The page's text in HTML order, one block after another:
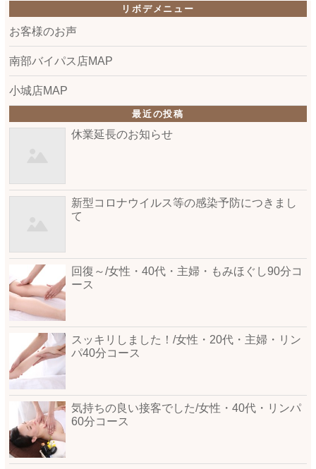
リボデメニュー
お客様のお声
南部バイパス店MAP
小城店MAP
最近の投稿
休業延長のお知らせ
新型コロナウイルス等の感染予防につきまし
て
回復～/女性・40代・主婦・もみほぐし90分コ
ース
スッキリしました！/女性・20代・主婦・リン
パ40分コース
気持ちの良い接客でした/女性・40代・リンパ
60分コース